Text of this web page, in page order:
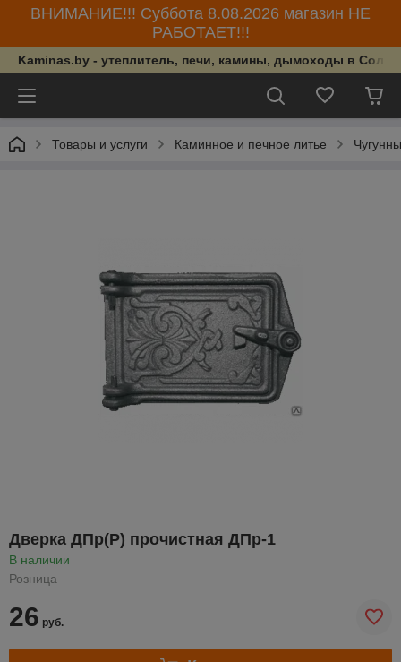
ВНИМАНИЕ!!! Суббота 8.08.2026 магазин НЕ
РАБОТАЕТ!!!
Kaminas.by - утеплитель, печи, камины, дымоходы в
Товары и услуги Каминное и печное литье
Дверка ДПр(Р) прочистная ДПр-1
В наличии
Розница
26 руб.